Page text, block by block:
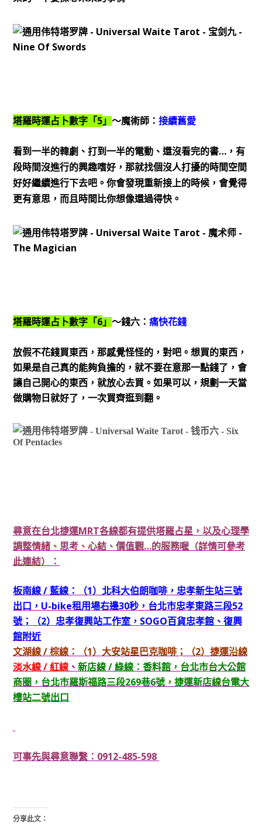
塔羅時運占卜數字「5」 ～魔術師： 接續舊愛
看到一半的韓劇、打到一半的電動、還沒看完的書…，有
段時間沒進行的興趣嗜好，那就找個沒人打擾的時間空間
好好繼續進行下去吧。你會發現重新接上的時候，會覺得
更有意思，而且時間比你想像還過得快。
塔羅時運占卜數字「6」 ～錢六： 痛快花錢
放假不花錢買東西，那感覺怪怪的，對吧。想買的東西，
如果是自己真的能夠負擔的，就不要在意那一點錢了，會
讓自己開心的東西，就放心去買。如果可以，規劃一天當
做購物日就好了，一次買齊逛到翻。
尋意在台北捷運MRT各線都有提供塔羅占星，以及心理學
調整情緒、思考、心結、價值觀…的服務喔（詳情可參考
此連結）：
板南線 / 藍線：（1）北科大伯朗咖啡，忠孝新生站三號
出口，U-bike租用場右邊30秒，台北市忠孝東路三段52
號；（2）忠孝復興站工作室，SOGO百貨忠孝館、復興
館附近
文湖線 / 棕線：（1）大安站星巴克咖啡；
（2）捷運沿線
淡水線 / 紅線、 新店線 / 綠線：香料館，台北市台大公館
商圈，台北市羅斯福路三段269巷6號，捷運新店線台電大
樓站二號出口
可事先與尋意聯繫：0912-485-598
分享此文：